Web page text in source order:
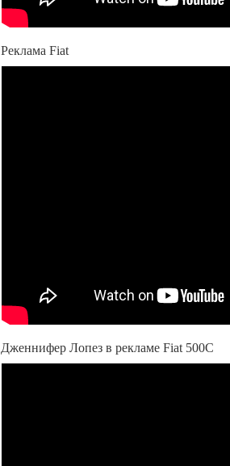
Реклама Fiat
Дженнифер Лопез в рекламе Fiat 500C